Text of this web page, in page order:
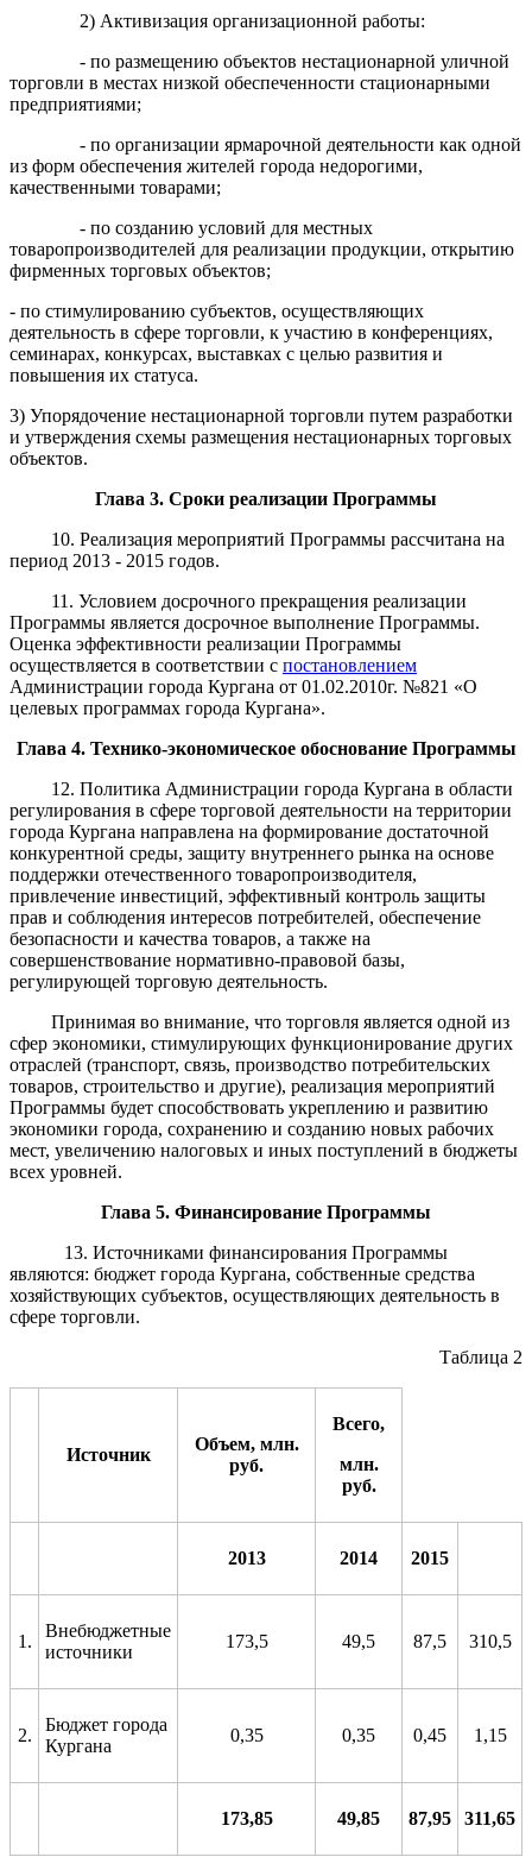
2) Активизация организационной работы:
- по размещению объектов нестационарной уличной
торговли в местах низкой обеспеченности стационарными
предприятиями;
- по организации ярмарочной деятельности как одной
из форм обеспечения жителей города недорогими,
качественными товарами;
- по созданию условий для местных
товаропроизводителей для реализации продукции, открытию
фирменных торговых объектов;
- по стимулированию субъектов, осуществляющих
деятельность в сфере торговли, к участию в конференциях,
семинарах, конкурсах, выставках с целью развития и
повышения их статуса.
3) Упорядочение нестационарной торговли путем разработки
и утверждения схемы размещения нестационарных торговых
объектов.
Глава 3. Сроки реализации Программы
10. Реализация мероприятий Программы рассчитана на
период 2013 - 2015 годов.
11. Условием досрочного прекращения реализации
Программы является досрочное выполнение Программы.
Оценка эффективности реализации Программы
осуществляется в соответствии с постановлением
Администрации города Кургана от 01.02.2010г. №821 «О
целевых программах города Кургана».
Глава 4. Технико-экономическое обоснование Программы
12.Политика Администрации города Кургана в области
регулирования в сфере торговой деятельности на территории
города Кургана направлена на формирование достаточной
конкурентной среды, защиту внутреннего рынка на основе
поддержки отечественного товаропроизводителя,
привлечение инвестиций, эффективный контроль защиты
прав и соблюдения интересов потребителей, обеспечение
безопасности и качества товаров, а также на
совершенствование нормативно-правовой базы,
регулирующей торговую деятельность.
Принимая во внимание, что торговля является одной из
сфер экономики, стимулирующих функционирование других
отраслей (транспорт, связь, производство потребительских
товаров, строительство и другие), реализация мероприятий
Программы будет способствовать укреплению и развитию
экономики города, сохранению и созданию новых рабочих
мест, увеличению налоговых и иных поступлений в бюджеты
всех уровней.
Глава 5. Финансирование Программы
13.Источниками финансирования Программы
являются: бюджет города Кургана, собственные средства
хозяйствующих субъектов, осуществляющих деятельность в
сфере торговли.
Таблица 2
Источник
Объем, млн.
руб.
Всего,
млн.
руб.
2013 2014 2015
1.
Внебюджетные
источники
173,5 49,5 87,5 310,5
2.
Бюджет города
Кургана
0,35 0,35 0,45 1,15
173,85 49,85 87,95 311,65